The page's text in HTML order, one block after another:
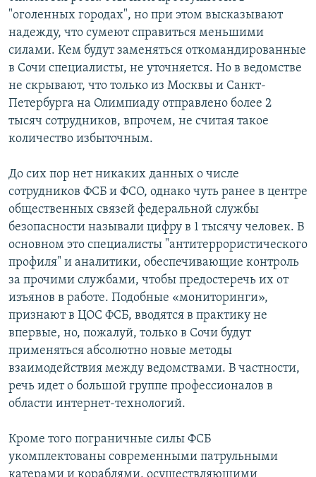
"оголенных городах", но при этом высказывают
надежду, что сумеют справиться меньшими
силами. Кем будут заменяться откомандированные
в Сочи специалисты, не уточняется. Но в ведомстве
не скрывают, что только из Москвы и Санкт-
Петербурга на Олимпиаду отправлено более 2
тысяч сотрудников, впрочем, не считая такое
количество избыточным.
До сих пор нет никаких данных о числе
сотрудников ФСБ и ФСО, однако чуть ранее в центре
общественных связей федеральной службы
безопасности называли цифру в 1 тысячу человек. В
основном это специалисты "антитеррористического
профиля" и аналитики, обеспечивающие контроль
за прочими службами, чтобы предостеречь их от
изъянов в работе. Подобные «мониторинги»,
признают в ЦОС ФСБ, вводятся в практику не
впервые, но, пожалуй, только в Сочи будут
применяться абсолютно новые методы
взаимодействия между ведомствами. В частности,
речь идет о большой группе профессионалов в
области интернет-технологий.
Кроме того пограничные силы ФСБ
укомплектованы современными патрульными